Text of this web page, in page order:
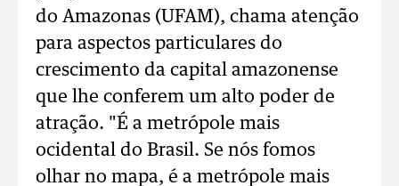
do Amazonas (UFAM), chama atenção
para aspectos particulares do
crescimento da capital amazonense
que lhe conferem um alto poder de
atração. "É a metrópole mais
ocidental do Brasil. Se nós fomos
olhar no mapa, é a metrópole mais